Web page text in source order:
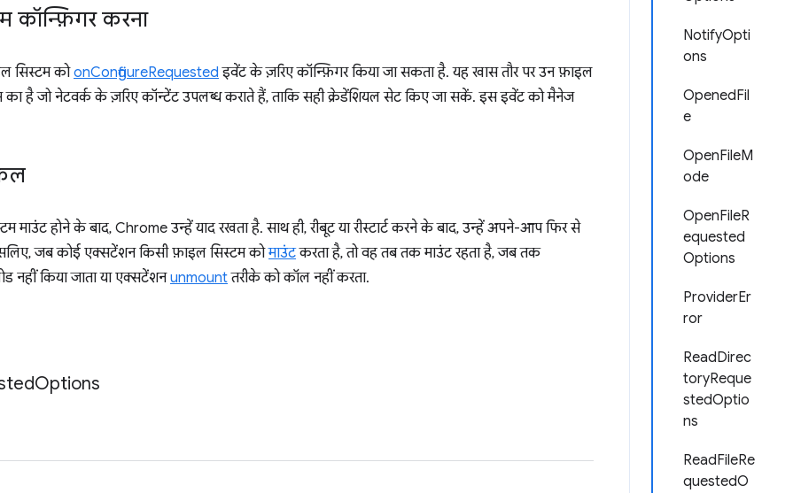
NotifyOpti
ons
OpenedFil
e
OpenFileM
ode
OpenFileR
equested
Options
ProviderEr
ror
ReadDirec
toryReque
stedOptio
ns
ReadFileRe
questedO
कॉन्फ़िगर करना
सिस्टम कोonConfigureRequested इवेंट के ज़रिए कॉन्फ़िगर किया जा सकता है. यह खास तौर पर उन फ़ाइल
का है जो नेटवर्क के ज़रिए कॉन्टेंट उपलब्ध कराते हैं, ताकि सही क्रेडेंशियल सेट किए जा सकें. इस इवेंट को मैनेज
माउंट होने के बाद, Chrome उन्हें याद रखता है. साथ ही, रीबूट या रीस्टार्ट करने के बाद, उन्हें अपने-आप फिर से
जब कोई एक्सटेंशन किसी फ़ाइल सिस्टम कोमाउंटकरता है, तो वह तब तक माउंट रहता है, जब तक
नहीं किया जाता या एक्सटेंशनunmountतरीके को कॉल नहीं करता.
Options